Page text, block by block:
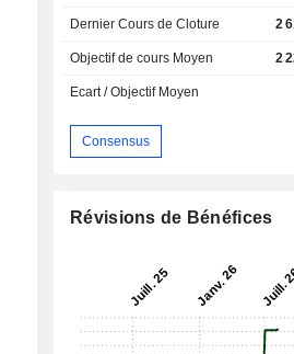
Dernier Cours de Cloture 2
Objectif de cours Moyen 2
Ecart / Objectif Moyen
Consensus
Révisions de Bénéfices